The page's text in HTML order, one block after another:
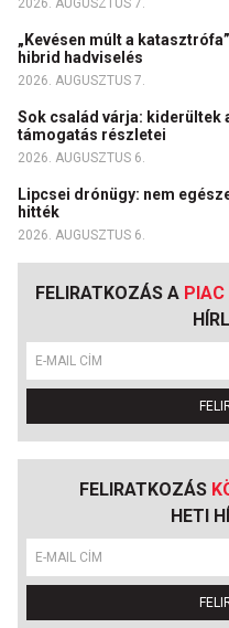
„Kevésen múlt a
hibrid hadviselés
2026. AUGUSZTUS 7.
Sok család várja: kiderültek
támogatás részletei
2026. AUGUSZTUS 6.
Lipcsei drónügy: nem
hitték
2026. AUGUSZTUS 6.
FELIRATKOZÁS A PIAC
FELIRATKOZÁS
HETI